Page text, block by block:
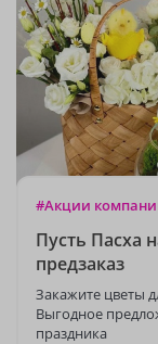
#Акции
Пусть Пасха
предзаказ
Закажите цветы
Выгодное
праздника